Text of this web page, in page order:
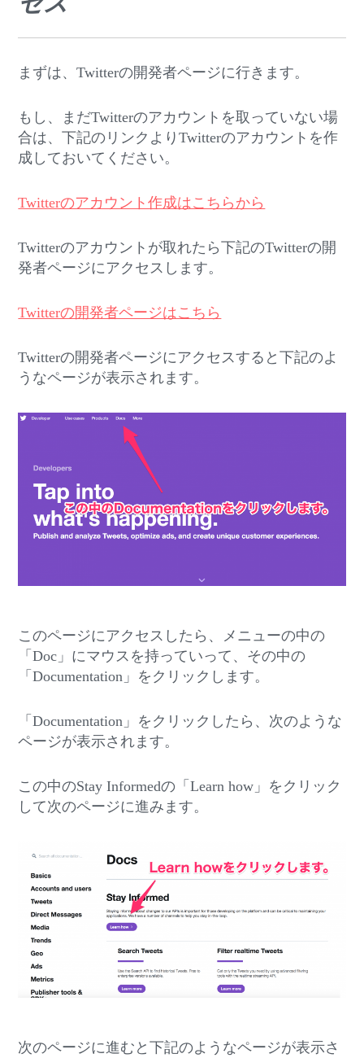
まずは、Twitterの開発者ページに行きます。
もし、まだTwitterのアカウントを取っていない場
合は、下記のリンクよりTwitterのアカウントを作
成しておいてください。
Twitterのアカウント作成はこちらから
Twitterのアカウントが取れたら下記のTwitterの開
発者ページにアクセスします。
Twitterの開発者ページはこちら
Twitterの開発者ページにアクセスすると下記のよ
うなページが表示されます。
このページにアクセスしたら、メニューの中の
「Doc」にマウスを持っていって、その中の
「Documentation」をクリックします。
「Documentation」をクリックしたら、次のような
ページが表示されます。
この中のStay Informedの「Learn how」をクリック
して次のページに進みます。
次のページに進むと下記のようなページが表示さ